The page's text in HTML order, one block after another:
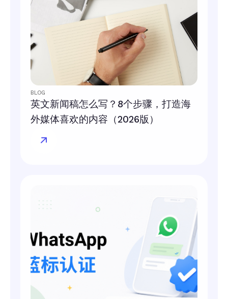
BLOG
英文新闻稿怎么写？8个步骤，打造海
外媒体喜欢的内容（2026版）